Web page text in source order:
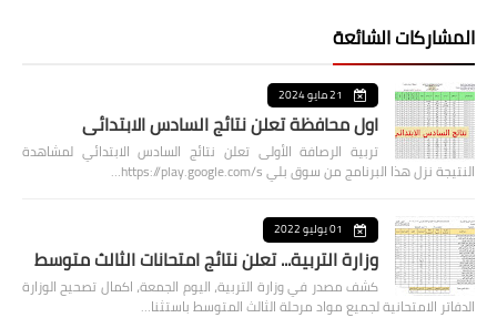
المشاركات الشائعة
21 مايو 2024
اول محافظة تعلن نتائج السادس الابتدائي
تربية الرصافة الأولى تعلن نتائج السادس الابتدائي لمشاهدة
النتيجة نزل هذا البرنامج من سوق بلي https://play.google.com/s…
01 يوليو 2022
وزارة التربية... تعلن نتائج امتحانات الثالث متوسط
كشف مصدر في وزارة التربية، اليوم الجمعة، اكمال تصحيح الوزارة
الدفاتر الامتحانية لجميع مواد مرحلة الثالث المتوسط باستثنا…